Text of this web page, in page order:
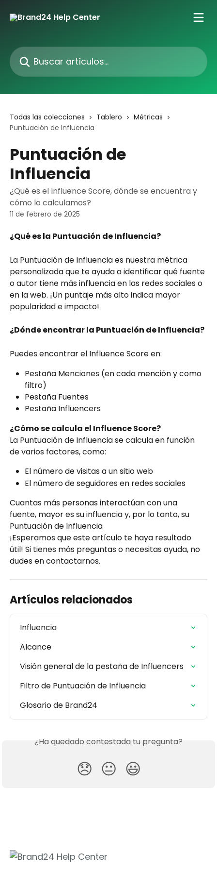
Buscar artículos...
Todas las colecciones Tablero
Métricas
Puntuación de Influencia
Puntuación de
Influencia
¿Qué es el Influence Score, dónde se encuentra y
cómo lo calculamos?
11 de febrero de 2025
¿Qué es la Puntuación de Influencia?
La Puntuación de Influencia es nuestra métrica
personalizada que te ayuda a identificar qué fuente
o autor tiene más influencia en las redes sociales o
en la web. ¡Un puntaje más alto indica mayor
popularidad e impacto!
¿Dónde encontrar la Puntuación de Influencia?
Puedes encontrar el Influence Score en:
Pestaña Menciones (en cada mención y como
filtro)
Pestaña Fuentes
Pestaña Influencers
¿Cómo se calcula el Influence Score?
La Puntuación de Influencia se calcula en función
de varios factores, como:
El número de visitas a un sitio web
El número de seguidores en redes sociales
Cuantas más personas interactúan con una
fuente, mayor es su influencia y, por lo tanto, su
Puntuación de Influencia
¡Esperamos que este artículo te haya resultado
útil! Si tienes más preguntas o necesitas ayuda, no
dudes en contactarnos.
Artículos relacionados
Influencia
Alcance
Visión general de la pestaña de Influencers
Filtro de Puntuación de Influencia
Glosario de Brand24
¿Ha quedado contestada tu pregunta?
😞 😐 😃